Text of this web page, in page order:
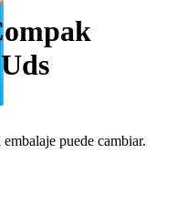
puede cambiar.